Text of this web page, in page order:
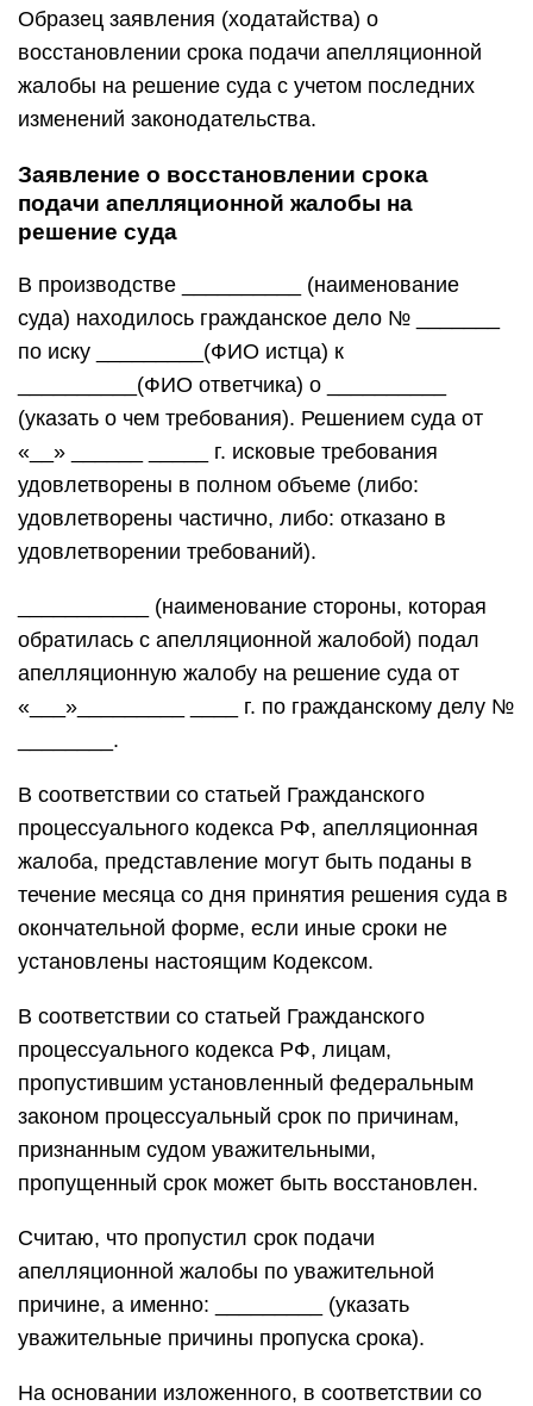
Образец заявления (ходатайства) о
восстановлении срока подачи апелляционной
жалобы на решение суда с учетом последних
изменений законодательства.
Заявление о восстановлении срока
подачи апелляционной жалобы на
решение суда
В производстве __________ (наименование
суда) находилось гражданское дело № _______
по иску _________(ФИО истца) к
__________(ФИО ответчика) о __________
(указать о чем требования). Решением суда от
«__» ______ _____ г. исковые требования
удовлетворены в полном объеме (либо:
удовлетворены частично, либо: отказано в
удовлетворении требований).
___________ (наименование стороны, которая
обратилась с апелляционной жалобой) подал
апелляционную жалобу на решение суда от
«___»_________ ____ г. по гражданскому делу №
________.
В соответствии со статьей Гражданского
процессуального кодекса РФ, апелляционная
жалоба, представление могут быть поданы в
течение месяца со дня принятия решения суда в
окончательной форме, если иные сроки не
установлены настоящим Кодексом.
В соответствии со статьей Гражданского
процессуального кодекса РФ, лицам,
пропустившим установленный федеральным
законом процессуальный срок по причинам,
признанным судом уважительными,
пропущенный срок может быть восстановлен.
Считаю, что пропустил срок подачи
апелляционной жалобы по уважительной
причине, а именно: _________ (указать
уважительные причины пропуска срока).
На основании изложенного, в соответствии со